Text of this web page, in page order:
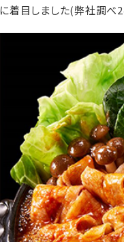
に着目しました(弊社調べ